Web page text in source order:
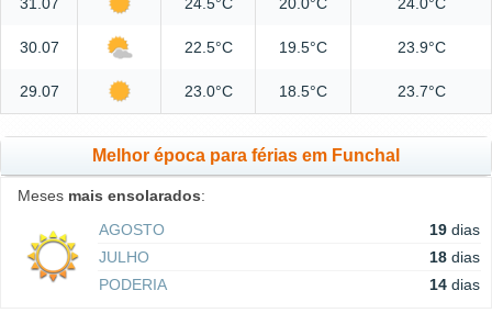
31.07 24.5°C 20.0°C 24.0°C
30.07 22.5°C 19.5°C 23.9°C
29.07 23.0°C 18.5°C 23.7°C
Melhor época para férias em Funchal
Meses mais ensolarados:
AGOSTO
19 dias
JULHO
18 dias
PODERIA
14 dias